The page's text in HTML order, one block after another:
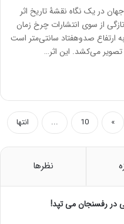
در یک نگاه نقشۀ تاریخ اثر
از سوی انتشارات چرخ زمان
ارتفاع صدوهفتاد سانتی‌متر است
‌تصویر می‌کشد. این اثر…
»
10
... انتها
نظرها
در رفسنجان می تپد!